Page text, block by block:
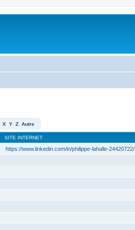
X Y Z Autre
SITE INTERNET
https://www.linkedin.com/in/philippe-lahalle-24420722/